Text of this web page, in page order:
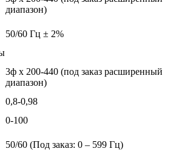
диапазон)
50/60 Гц ± 2%
3ф х 200-440 (под заказ расширенный
диапазон)
0,8-0,98
0-100
50/60 (Под заказ: 0 – 599 Гц)